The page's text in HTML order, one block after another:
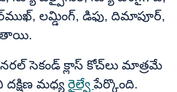
లమ్డింగ్, డిఫు, దిమాపూర్,
సెకండ్ క్లాస్ కోచ్‌లు మాత్రమే
మధ్య రైల్వేపేర్కొంది.